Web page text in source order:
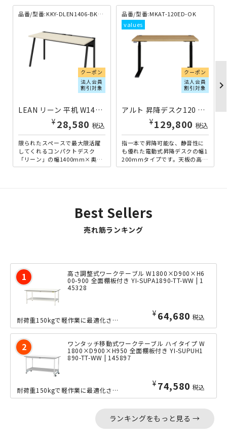
品番/型番:KKY-DLEN1406-BKNA
クーポン
法人会員
割引対象
LEAN リーン 平机 W1400×D600×H720 ブラック×ナチュラル KKY-DLEN1406-BKNA | 901259
¥ 28,580 税込
限られたスペースで最大限活躍
してくれるコンパクトデスク
「リーン」の幅1400mm×奥行
600mmタイプ。シンプルで主張
品番/型番:MKAT-120ED-OK
クーポン
法人会員
割引対象
アルト 昇降デスク120 W1200×D750×H619-1269 オーク MKAT-120ED-OK | 418159
¥129,800 税込
指一本で昇降可能な、静音性に
も優れた電動式昇降デスクの幅1
200mmタイプです。天板の高さ
は619mm～1269mmの範囲
chevron_right
Best Sellers
売れ筋ランキング
高さ調整式ワークテーブル W1800×D900×H6
00-900 全面棚板付き YI-SUPA1890-TT-WW | 1
45328
¥ 64,680 税込
耐荷重150kgで軽作業に最適化された、幅1800mm×奥行900mmの高さ調整...
ワンタッチ移動式ワークテーブル ハイタイプ W
1800×D900×H950 全面棚板付き YI-SUPUH1
890-TT-WW | 145897
¥ 74,580 税込
耐荷重150kgで軽作業に最適化された、幅1800mm×奥行900mmのワンタッ...
ランキングをもっと見る →